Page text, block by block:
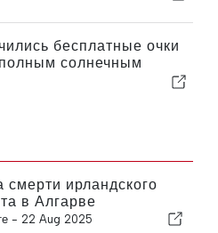
бесплатные очки
солнечным
смерти ирландского
в Алгарве
- 22 Aug 2025